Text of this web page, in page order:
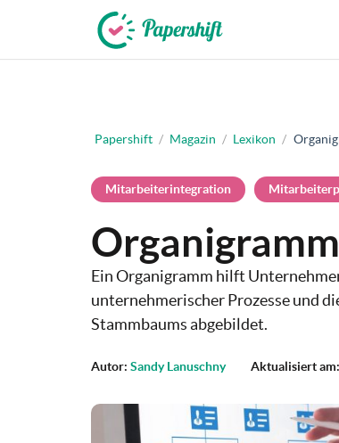
Papershift / Magazin / Lexikon /
Mitarbeiterintegration
Organigramm
Ein Organigramm hilft
unternehmerischer Prozesse und
Stammbaums abgebildet.
Autor: Sandy Lanuschny Aktualisiert